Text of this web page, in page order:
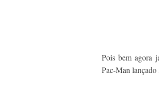
Pois bem agora
Pac-Man